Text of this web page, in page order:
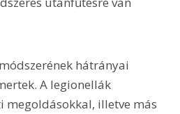
hátrányai
A legionellák
megoldásokkal, illetve más